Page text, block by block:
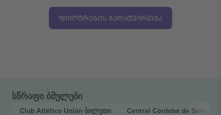
ᲤᲘᲚᲢᲠᲔᲑᲘᲡ ᲒᲐᲓᲐᲢᲕᲘᲠᲗᲕᲐ
სწრაფი ბმულები
Club Atlético Unión ბილეთი Central Córdoba de